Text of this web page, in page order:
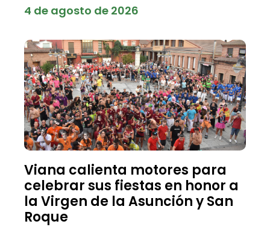
4 de agosto de 2026
Viana calienta motores para
celebrar sus fiestas en honor a
la Virgen de la Asunción y San
Roque